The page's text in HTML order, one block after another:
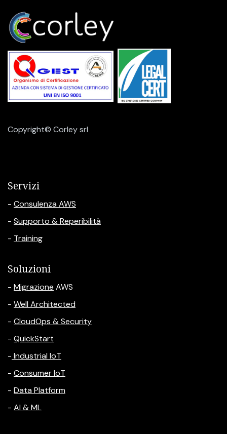
Servizi
- Consulenza AWS
- Supporto & Reperibilità
- Training
Soluzioni
- Migrazione AWS
- Well Architected
- CloudOps & Security
- QuickStart
- Industrial IoT
- Consumer IoT
- Data Platform
- AI & ML
Copyright© Corley srl